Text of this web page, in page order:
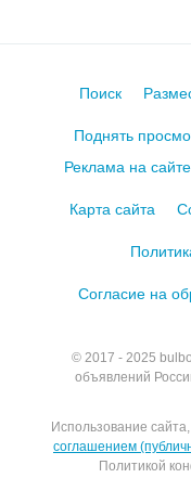
© 2017 - 2025
объявлений
Использование
соглашением
Политикой
Поиск
Поднять
Реклама на сайте
Карта сайта
Согласие на